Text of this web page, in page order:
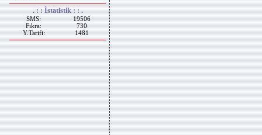
. : : İstatistik : : .
SMS:
19506
Fıkra:
730
Y.Tarifi:
1481